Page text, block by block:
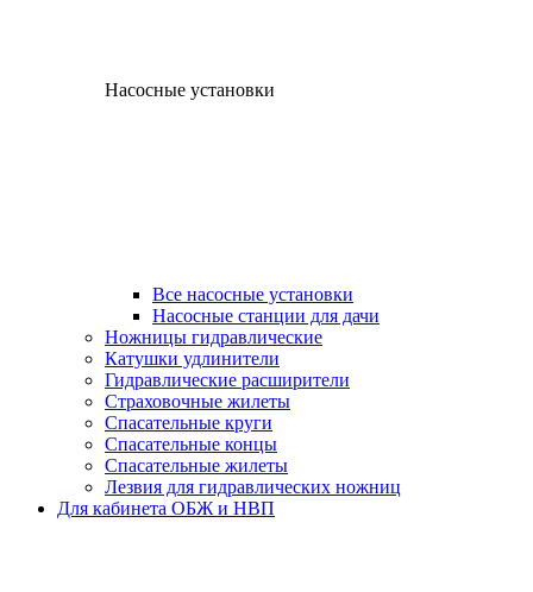
Насосные установки
Все насосные установки
Насосные станции для дачи
Ножницы гидравлические
Катушки удлинители
Гидравлические расширители
Страховочные жилеты
Спасательные круги
Спасательные концы
Спасательные жилеты
Лезвия для гидравлических ножниц
Для кабинета ОБЖ и НВП